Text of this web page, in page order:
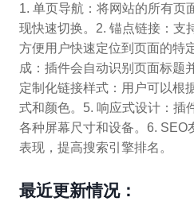
1. 单页导航：将网站的所有页
现快速切换。2. 锚点链接：支
方便用户快速定位到页面的特
成：插件会自动识别页面标题
定制化链接样式：用户可以根
式和颜色。5. 响应式设计：插
各种屏幕尺寸和设备。6. SEO
表现，提高搜索引擎排名。
最近更新情况：